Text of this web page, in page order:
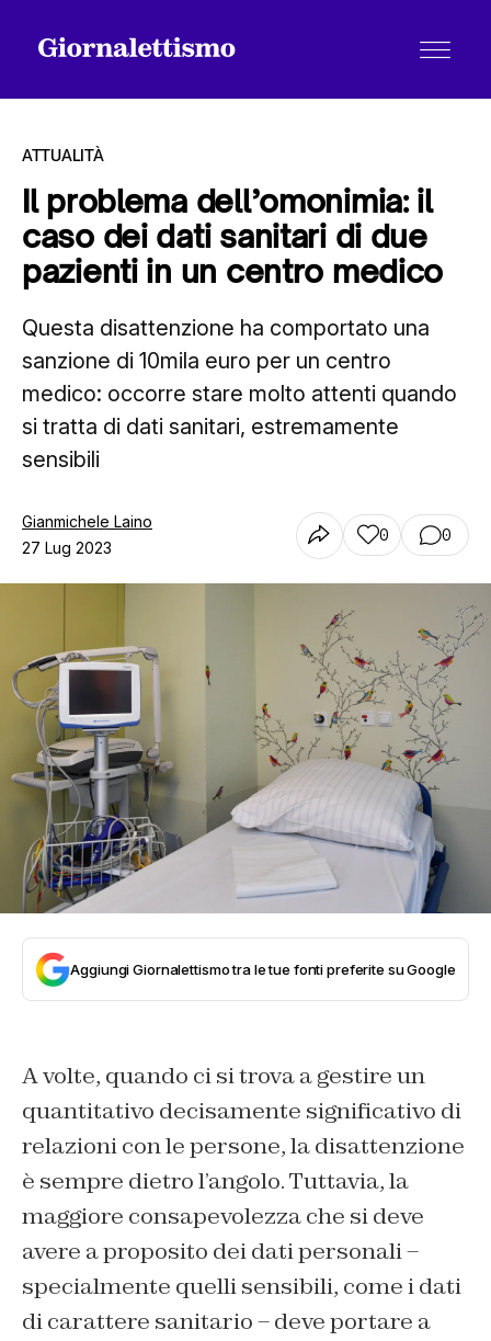
Tutti gli articoli
Chi siamo
Contatti
ATTUALITÀ
Il problema dell’omonimia: il
caso dei dati sanitari di due
pazienti in un centro medico
Questa disattenzione ha comportato una
sanzione di 10mila euro per un centro
medico: occorre stare molto attenti quando
si tratta di dati sanitari, estremamente
sensibili
Gianmichele Laino
27 Lug 2023
0 0
Aggiungi Giornalettismo tra le tue fonti preferite su Google
A volte, quando ci si trova a gestire un
quantitativo decisamente significativo di
relazioni con le persone, la disattenzione
è sempre dietro l’angolo. Tuttavia, la
maggiore consapevolezza che si deve
avere a proposito dei dati personali –
specialmente quelli sensibili, come i dati
di carattere sanitario – deve portare a